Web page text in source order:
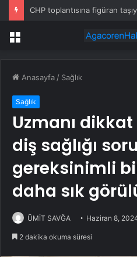
Menü
Anasayfa / Sağlık
Sağlık
Uzmanı
diş sağlığı
gereksinimli
daha sık
ÜMİT SAVĞA Haziran 8,
2 dakika okuma süresi